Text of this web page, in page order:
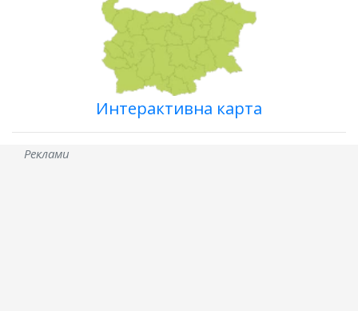
Интерактивна карта
Реклами